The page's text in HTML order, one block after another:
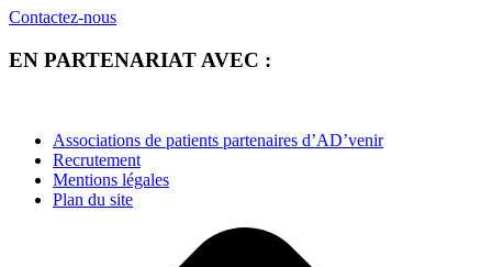
Contactez-nous
EN PARTENARIAT AVEC :
Associations de patients partenaires d’AD’venir
Recrutement
Mentions légales
Plan du site